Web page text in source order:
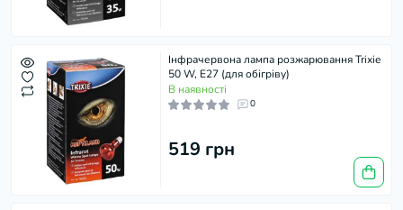
Інфрачервона лампа розжарювання Trixie
50 W, E27 (для обігріву)
В наявності
0
519 грн